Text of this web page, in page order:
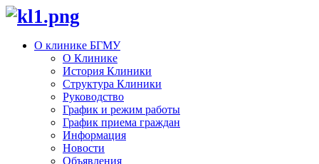
О клинике БГМУ
О Клинике
История Клиники
Структура Клиники
Руководство
График и режим работы
График приема граждан
Информация
Новости
Объявления